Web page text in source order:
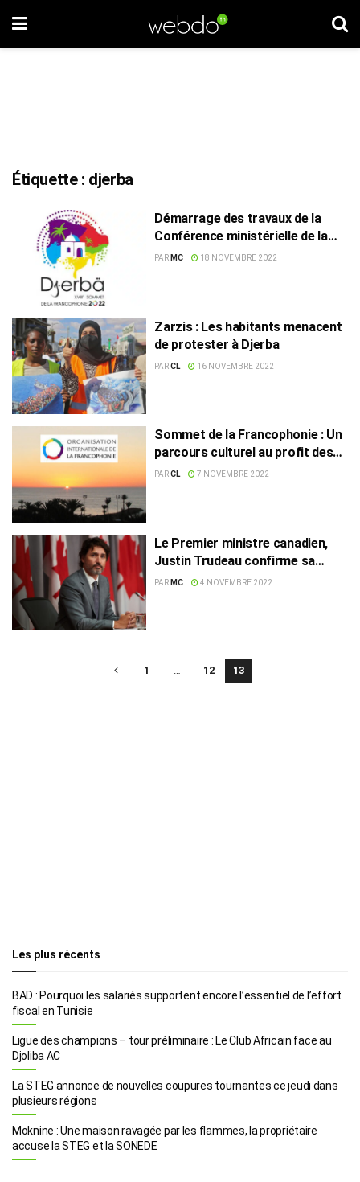
Étiquette : djerba
Démarrage des travaux de la
Conférence ministérielle de la
Francophonie
PAR MC 18 NOVEMBRE 2022
Zarzis : Les habitants menacent
de protester à Djerba
PARCL 16 NOVEMBRE 2022
Sommet de la Francophonie : Un
parcours culturel au profit des
invités de Djerba
PARCL 7 NOVEMBRE 2022
Le Premier ministre canadien,
Justin Trudeau confirme sa
participation au Sommet de
PAR MC 4 NOVEMBRE 2022
1 … 12 13
Les plus récents
BAD : Pourquoi les salariés supportent encore l’essentiel de l’effort
fiscal en Tunisie
Ligue des champions – tour préliminaire : Le Club Africain face au
Djoliba AC
La STEG annonce de nouvelles coupures tournantes ce jeudi dans
plusieurs régions
Moknine : Une maison ravagée par les flammes, la propriétaire
accuse la STEG et la SONEDE